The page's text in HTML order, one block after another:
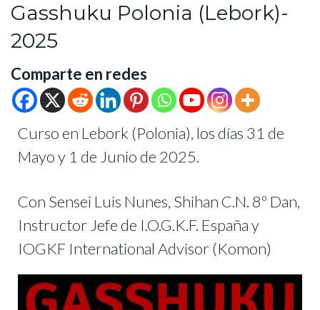
Gasshuku Polonia (Lebork)-
2025
Comparte en redes
Curso en Lebork (Polonia), los días 31 de
Mayo y 1 de Junio de 2025.
Con Sensei Luis Nunes, Shihan C.N. 8º Dan,
Instructor Jefe de I.O.G.K.F. España y
IOGKF International Advisor (Komon)